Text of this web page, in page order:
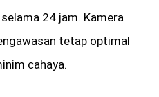
24 jam. Kamera
tetap optimal
cahaya.